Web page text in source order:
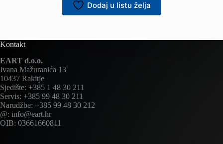
Dodaj u listu želja
Kontakt
EART d.o.o.
Ivana Mažuranića 13
10437 Rakitje
Sjedište: +385 1 48 30 211
Servis: +385 99 48 30 211
Narudžbe: +385 99 48 30 212
@: info@eart.hr
OIB: 03661660811